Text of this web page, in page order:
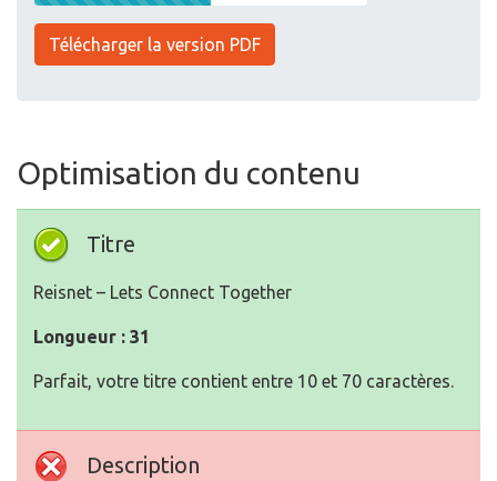
Télécharger la version PDF
Optimisation du contenu
Titre
Reisnet – Lets Connect Together
Longueur : 31
Parfait, votre titre contient entre 10 et 70 caractères.
Description